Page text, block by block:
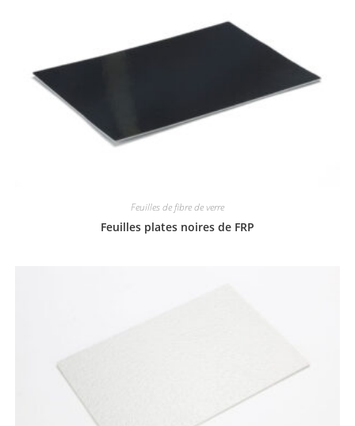
Feuilles de fibre de verre
Feuilles plates noires de FRP